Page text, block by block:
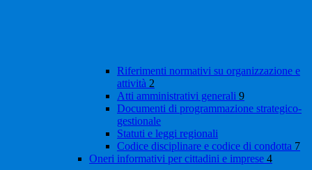
Riferimenti normativi su organizzazione e
attività 2
Atti amministrativi generali 9
Documenti di programmazione strategico-
gestionale
Statuti e leggi regionali
Codice disciplinare e codice di condotta 7
Oneri informativi per cittadini e imprese 4